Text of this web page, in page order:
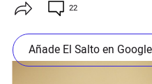
22
Añade El Salto en Google